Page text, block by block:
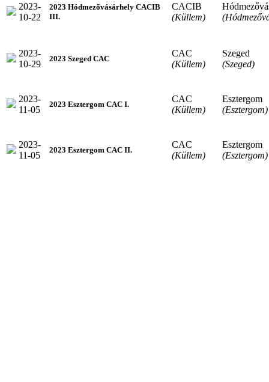
2023-
10-22
2023 Hódmezővásárhely CACIB
III.
CACIB
(Küllem)
2023-
10-29
2023 Szeged CAC
CAC
(Küllem)
Szeged
(Szeged)
2023-
11-05
2023 Esztergom CAC I.
CAC
(Küllem)
Esztergom
(Esztergom)
2023-
11-05
2023 Esztergom CAC II.
CAC
(Küllem)
Esztergom
(Esztergom)